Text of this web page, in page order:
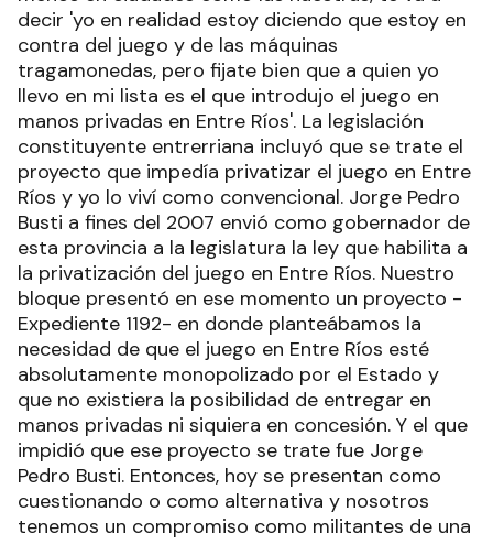
decir 'yo en realidad estoy diciendo que estoy en
contra del juego y de las máquinas
tragamonedas, pero fijate bien que a quien yo
llevo en mi lista es el que introdujo el juego en
manos privadas en Entre Ríos'. La legislación
constituyente entrerriana incluyó que se trate el
proyecto que impedía privatizar el juego en Entre
Ríos y yo lo viví como convencional. Jorge Pedro
Busti a fines del 2007 envió como gobernador de
esta provincia a la legislatura la ley que habilita a
la privatización del juego en Entre Ríos. Nuestro
bloque presentó en ese momento un proyecto -
Expediente 1192- en donde planteábamos la
necesidad de que el juego en Entre Ríos esté
absolutamente monopolizado por el Estado y
que no existiera la posibilidad de entregar en
manos privadas ni siquiera en concesión. Y el que
impidió que ese proyecto se trate fue Jorge
Pedro Busti. Entonces, hoy se presentan como
cuestionando o como alternativa y nosotros
tenemos un compromiso como militantes de una